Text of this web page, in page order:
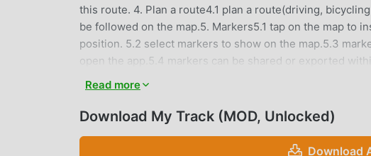
this route. 4. Plan a route4.1 plan a route(driving,
be followed on the map.5. Markers5.1 tap on the map to
position. 5.2 select markers to show on the map.5.3
open the app.5.4 markers can be shared or exported
app starts.6.4 click the map to measure distance,
needs such permissions:1. Storage permission for route
route.3. Location permission for route recording.4.
and Google Maps should be installed first.2. All basic
Read more
Download My Track (MOD, Unlocked)
Download